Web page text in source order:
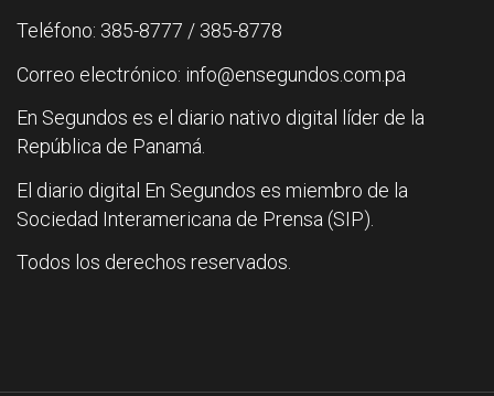
Teléfono: 385-8777 / 385-8778
Correo electrónico: info@ensegundos.com.pa
En Segundos es el diario nativo digital líder de la
República de Panamá.
El diario digital En Segundos es miembro de la
Sociedad Interamericana de Prensa (SIP).
Todos los derechos reservados.